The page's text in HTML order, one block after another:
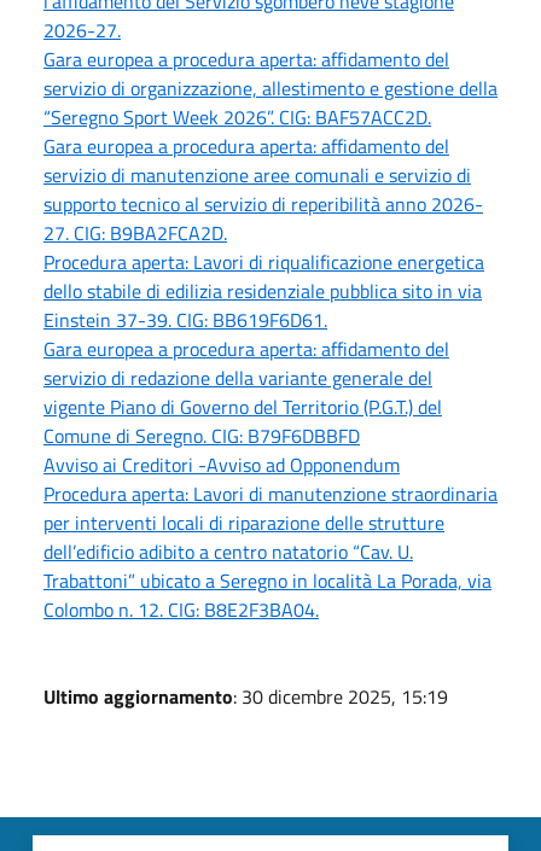
2026-27.
Gara europea a procedura aperta: affidamento del
servizio di organizzazione, allestimento e gestione della
“Seregno Sport Week 2026”. CIG: BAF57ACC2D.
Gara europea a procedura aperta: affidamento del
servizio di manutenzione aree comunali e servizio di
supporto tecnico al servizio di reperibilità anno 2026-
27. CIG: B9BA2FCA2D.
Procedura aperta: Lavori di riqualificazione energetica
dello stabile di edilizia residenziale pubblica sito in via
Einstein 37-39. CIG: BB619F6D61.
Gara europea a procedura aperta: affidamento del
servizio di redazione della variante generale del
vigente Piano di Governo del Territorio (P.G.T.) del
Comune di Seregno. CIG: B79F6DBBFD
Avviso ai Creditori -Avviso ad Opponendum
Procedura aperta: Lavori di manutenzione straordinaria
per interventi locali di riparazione delle strutture
dell’edificio adibito a centro natatorio “Cav. U.
Trabattoni” ubicato a Seregno in località La Porada, via
Colombo n. 12. CIG: B8E2F3BA04.
Ultimo aggiornamento: 30 dicembre 2025, 15:19